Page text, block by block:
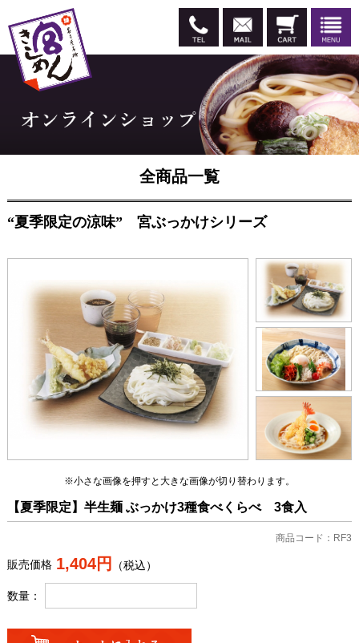
全商品一覧
“夏季限定の涼味” 宮ぶっかけシリーズ
※小さな画像を押すと大きな画像が切り替わります。
【夏季限定】半生麺 ぶっかけ3種食べくらべ 3食入
商品コード：RF3
販売価格 1,404円 （税込）
数量：